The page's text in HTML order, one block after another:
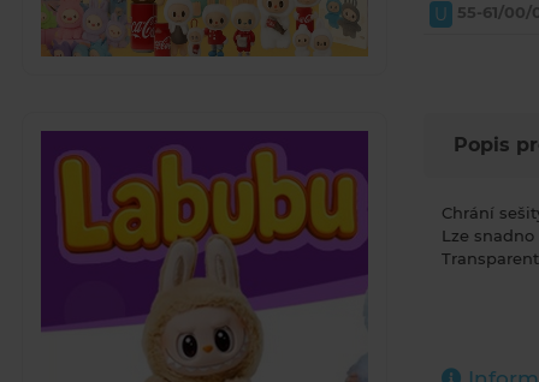
U 55-61/00/
Popis
Chrání
Lze